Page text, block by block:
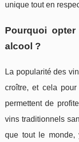
unique tout en
Pourquoi
alcool ?
La popularité des
croître, et cela
permettent de
vins traditionnels
que tout le monde,